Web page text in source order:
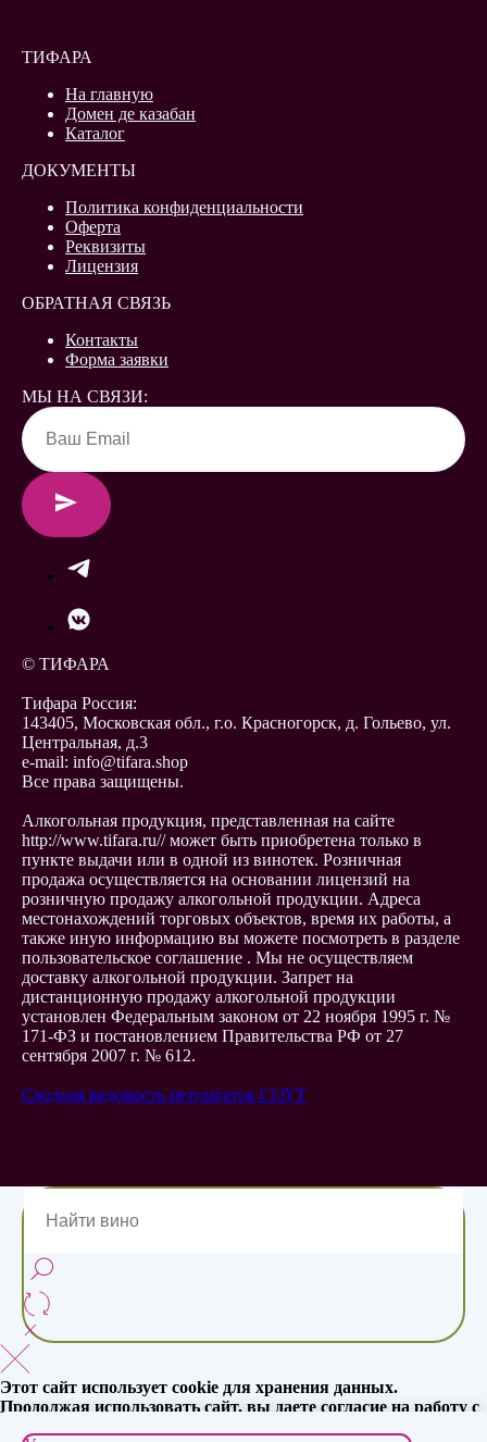
ТИФАРА
На главную
Домен де казабан
Каталог
ДОКУМЕНТЫ
Политика конфиденциальности
Оферта
Реквизиты
Лицензия
ОБРАТНАЯ СВЯЗЬ
Контакты
Форма заявки
МЫ НА СВЯЗИ:
© ТИФАРА
Тифара Россия:
143405, Московская обл., г.о. Красногорск, д. Гольево, ул.
Центральная, д.3
e-mail: info@tifara.shop
Все права защищены.
Алкогольная продукция, представленная на сайте
http://www.tifara.ru// может быть приобретена только в
пункте выдачи или в одной из винотек. Розничная
продажа осуществляется на основании лицензий на
розничную продажу алкогольной продукции. Адреса
местонахождений торговых объектов, время их работы, а
также иную информацию вы можете посмотреть в разделе
пользовательское соглашение . Мы не осуществляем
доставку алкогольной продукции. Запрет на
дистанционную продажу алкогольной продукции
установлен Федеральным законом от 22 ноября 1995 г. №
171-ФЗ и постановлением Правительства РФ от 27
сентября 2007 г. № 612.
Сводная ведомость результатов СОУТ
Этот сайт использует cookie для хранения данных.
Продолжая использовать сайт, вы даете согласие на работу с